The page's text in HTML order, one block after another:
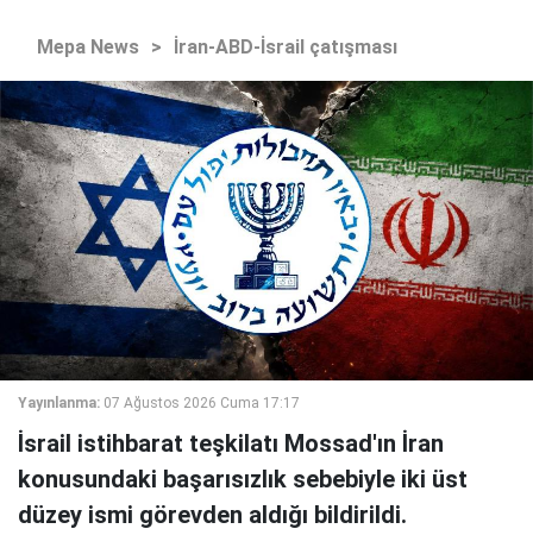
Mepa News > İran-ABD-İsrail çatışması
Yayınlanma: 07 Ağustos 2026 Cuma 17:17
İsrail istihbarat teşkilatı Mossad'ın İran
konusundaki başarısızlık sebebiyle iki üst
düzey ismi görevden aldığı bildirildi.